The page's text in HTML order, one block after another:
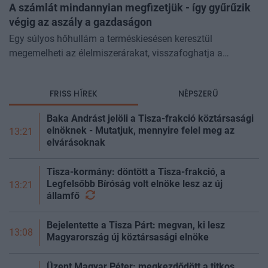
A számlát mindannyian megfizetjük - így gyűrűzik
végig az aszály a gazdaságon
Egy súlyos hőhullám a terméskiesésen keresztül
megemelheti az élelmiszerárakat, visszafoghatja a
FRISS HÍREK NÉPSZERŰ
13:21
Baka Andrást jelöli a Tisza-frakció köztársasági
elnöknek - Mutatjuk, mennyire felel meg az
elvárásoknak
13:21
Tisza-kormány: döntött a Tisza-frakció, a
Legfelsőbb Bíróság volt elnöke lesz az új
államfő
13:08
Bejelentette a Tisza Párt: megvan, ki lesz
Magyarország új köztársasági elnöke